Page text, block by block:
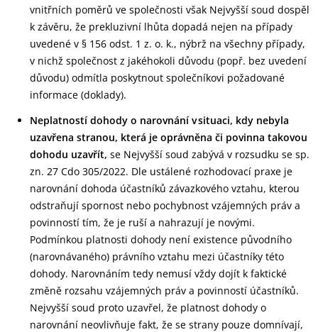
vnitřních poměrů ve společnosti však Nejvyšší soud dospěl
k závěru, že prekluzivní lhůta dopadá nejen na případy
uvedené v § 156 odst. 1 z. o. k., nýbrž na všechny případy,
v nichž společnost z jakéhokoli důvodu (popř. bez uvedení
důvodu) odmítla poskytnout společníkovi požadované
informace (doklady).
Neplatností dohody o narovnání v situaci, kdy nebyla
uzavřena stranou, která je oprávněna či povinna takovou
dohodu uzavřít, se Nejvyšší soud zabývá v rozsudku se sp.
zn. 27 Cdo 305/2022. Dle ustálené rozhodovací praxe je
narovnání dohoda účastníků závazkového vztahu, kterou
odstraňují spornost nebo pochybnost vzájemných práv a
povinností tím, že je ruší a nahrazují je novými.
Podmínkou platnosti dohody není existence původního
(narovnávaného) právního vztahu mezi účastníky této
dohody. Narovnáním tedy nemusí vždy dojít k faktické
změně rozsahu vzájemných práv a povinností účastníků.
Nejvyšší soud proto uzavřel, že platnost dohody o
narovnání neovlivňuje fakt, že se strany pouze domnívají,